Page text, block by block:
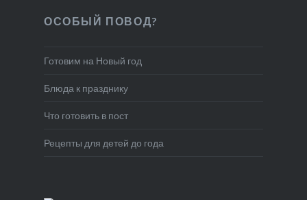
ОСОБЫЙ ПОВОД?
Готовим на Новый год
Блюда к празднику
Что готовить в пост
Рецепты для детей до года